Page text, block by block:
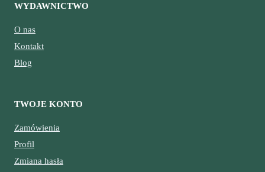
WYDAWNICTWO
O nas
Kontakt
Blog
TWOJE KONTO
Zamówienia
Profil
Zmiana hasła